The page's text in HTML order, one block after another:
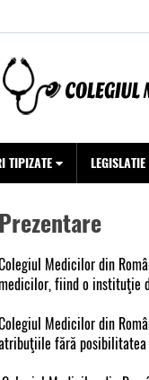
TIPIZATE LEGISLATIE
Prezentare
Medicilor din
fiind o instituţie
Medicilor din
fără